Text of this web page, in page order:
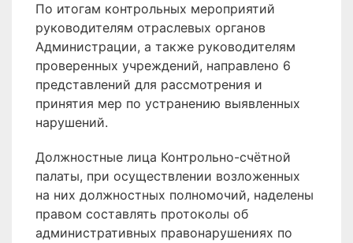
По итогам контрольных мероприятий
руководителям отраслевых органов
Администрации, а также руководителям
проверенных учреждений, направлено 6
представлений для рассмотрения и
принятия мер по устранению выявленных
нарушений.
Должностные лица Контрольно-счётной
палаты, при осуществлении возложенных
на них должностных полномочий, наделены
правом составлять протоколы об
административных правонарушениях по